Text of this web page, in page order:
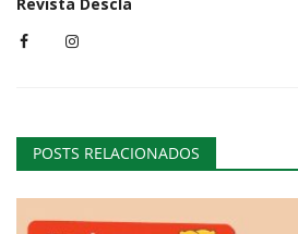
POSTS RELACIONADOS